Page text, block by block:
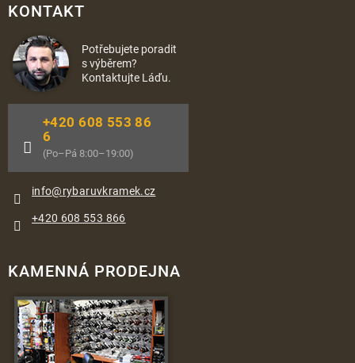
KONTAKT
Potřebujete poradit
s výběrem?
Kontaktujte Láďu.
info@rybaruvkramek.cz
+420 608 553 86
6
(Po–Pá 8:00–19:00)
+420 608 553 866
KAMENNÁ PRODEJNA